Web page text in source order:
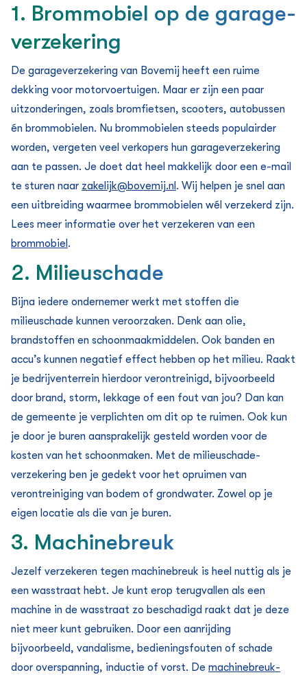
1. Brommobiel op de garage­
verzekering
De garage­verzekering van Bovemij heeft een ruime
dekking voor motorvoertuigen. Maar er zijn een paar
uitzonderingen, zoals bromfietsen, scooters, autobussen
én brommobielen. Nu brommobielen steeds populairder
worden, vergeten veel verkopers hun garage­verzekering
aan te passen. Je doet dat heel makkelijk door een e-mail
te sturen naar zakelijk@bovemij.nl . Wij helpen je snel aan
een uitbreiding waarmee brommobielen wél verzekerd zijn.
Lees meer informatie over het verzekeren van een
brommobiel .
2. Milieuschade
Bijna iedere ondernemer werkt met stoffen die
milieuschade kunnen veroorzaken. Denk aan olie,
brandstoffen en schoonmaakmiddelen. Ook banden en
accu’s kunnen negatief effect hebben op het milieu. Raakt
je bedrijventerrein hierdoor verontreinigd, bijvoorbeeld
door brand, storm, lekkage of een fout van jou? Dan kan
de gemeente je verplichten om dit op te ruimen. Ook kun
je door je buren aansprakelijk gesteld worden voor de
kosten van het schoonmaken. Met de milieuschade­
verzekering ben je gedekt voor het opruimen van
verontreiniging van bodem of grondwater. Zowel op je
eigen locatie als die van je buren.
3. Machinebreuk
Jezelf verzekeren tegen machinebreuk is heel nuttig als je
een wasstraat hebt. Je kunt erop terugvallen als een
machine in de wasstraat zo beschadigd raakt dat je deze
niet meer kunt gebruiken. Door een aanrijding
bijvoorbeeld, vandalisme, bedieningsfouten of schade
door overspanning, inductie of vorst. De machinebreuk­